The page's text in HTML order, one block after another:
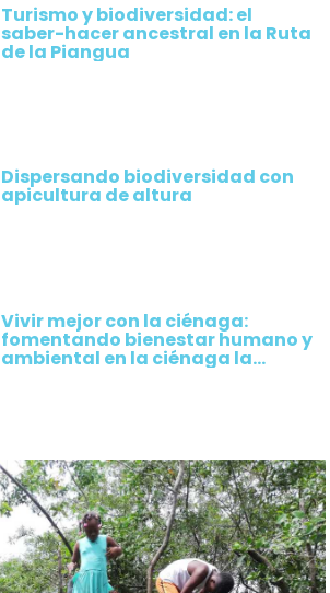
Turismo y biodiversidad: el
saber-hacer ancestral en la Ruta
de la Piangua
Dispersando biodiversidad con
apicultura de altura
Vivir mejor con la ciénaga:
fomentando bienestar humano y
ambiental en la ciénaga la